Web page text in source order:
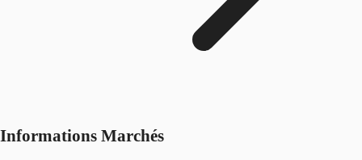
Informations Marchés